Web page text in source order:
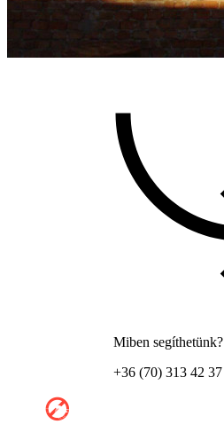
Miben segíthetünk?
+36 (70) 313 42 37